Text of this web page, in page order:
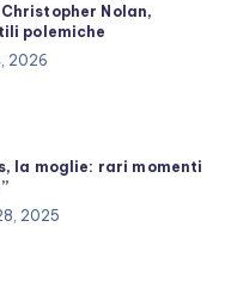
Nolan,
polemiche
2026
la moglie: rari momenti
2025